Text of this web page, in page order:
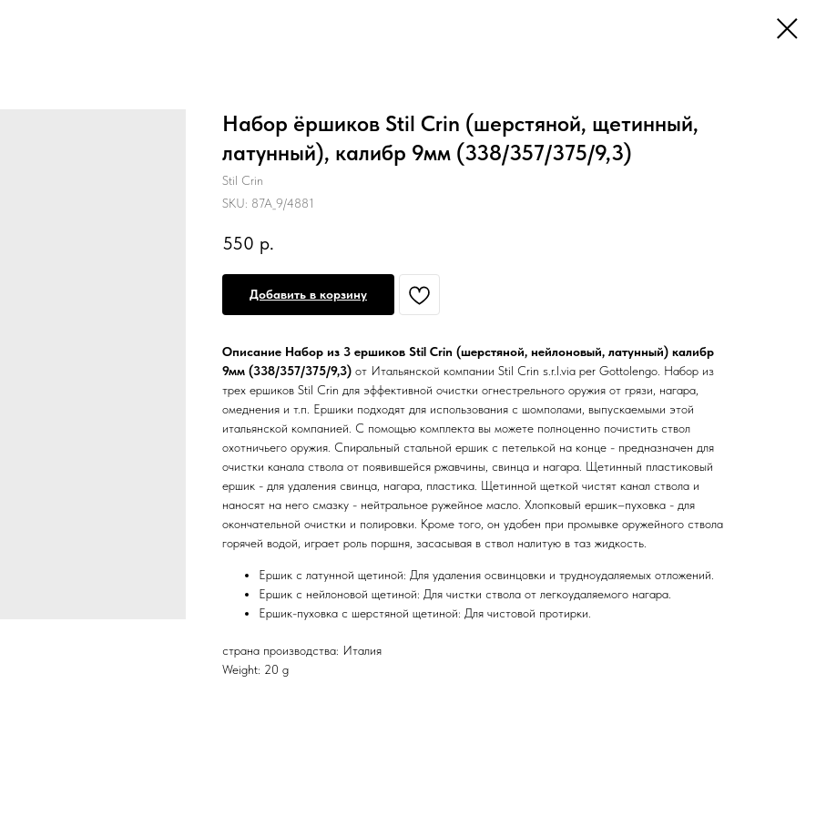
Набор ёршиков Stil Crin (шерстяной, щетинный,
латунный), калибр 9мм (338/357/375/9,3)
Stil Crin
SKU: 87A_9/4881
550 р.
Добавить в корзину
Описание Набор из 3 ершиков Stil Crin (шерстяной, нейлоновый, латунный) калибр
9мм (338/357/375/9,3) от Итальянской компании Stil Crin s.r.l.via per Gottolengo. Набор из
трех ершиков Stil Crin для эффективной очистки огнестрельного оружия от грязи, нагара,
омеднения и т.п. Ершики подходят для использования с шомполами, выпускаемыми этой
итальянской компанией. С помощью комплекта вы можете полноценно почистить ствол
охотничьего оружия. Спиральный стальной ершик с петелькой на конце - предназначен для
очистки канала ствола от появившейся ржавчины, свинца и нагара. Щетинный пластиковый
ершик - для удаления свинца, нагара, пластика. Щетинной щеткой чистят канал ствола и
наносят на него смазку - нейтральное ружейное масло. Хлопковый ершик–пуховка - для
окончательной очистки и полировки. Кроме того, он удобен при промывке оружейного ствола
горячей водой, играет роль поршня, засасывая в ствол налитую в таз жидкость.
Ершик с латунной щетиной: Для удаления освинцовки и трудноудаляемых отложений.
Ершик с нейлоновой щетиной: Для чистки ствола от легкоудаляемого нагара.
Ершик-пуховка с шерстяной щетиной: Для чистовой протирки.
страна производства: Италия
Weight: 20 g